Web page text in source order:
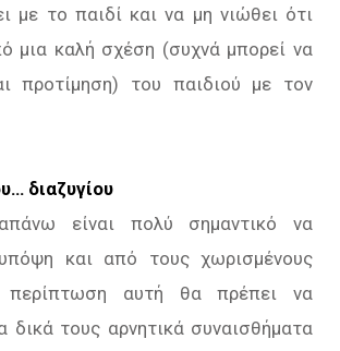
με το παιδί και να μη νιώθει ότι
μια καλή σχέση (συχνά μπορεί να
προτίμηση) του παιδιού με τον
διαζυγίου
είναι πολύ σημαντικό να
και από τους χωρισμένους
περίπτωση αυτή θα πρέπει να
δικά τους αρνητικά συναισθήματα